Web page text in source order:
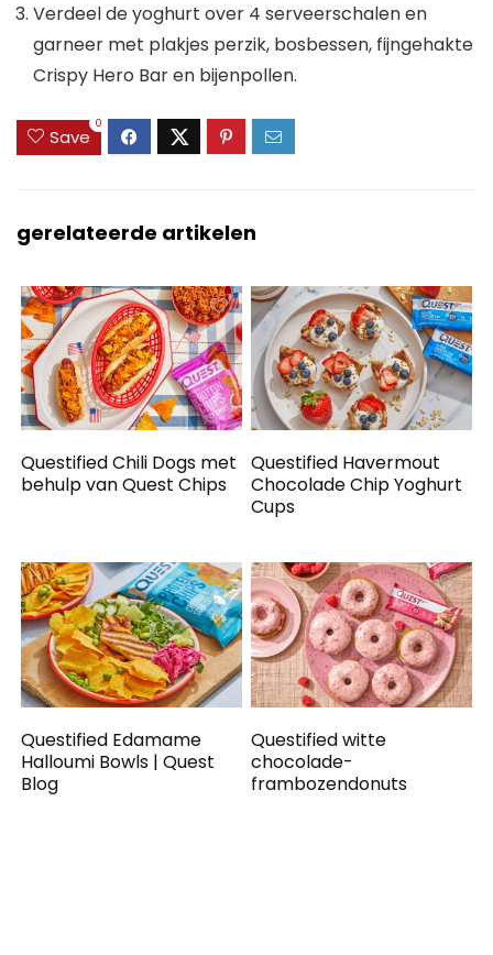
Verdeel de yoghurt over 4 serveerschalen en
garneer met plakjes perzik, bosbessen, fijngehakte
Crispy Hero Bar en bijenpollen.
Save
0
gerelateerde artikelen
Questified Chili Dogs met
behulp van Quest Chips
Questified Havermout
Chocolade Chip Yoghurt
Cups
Questified Edamame
Halloumi Bowls | Quest
Blog
Questified witte
chocolade-
frambozendonuts